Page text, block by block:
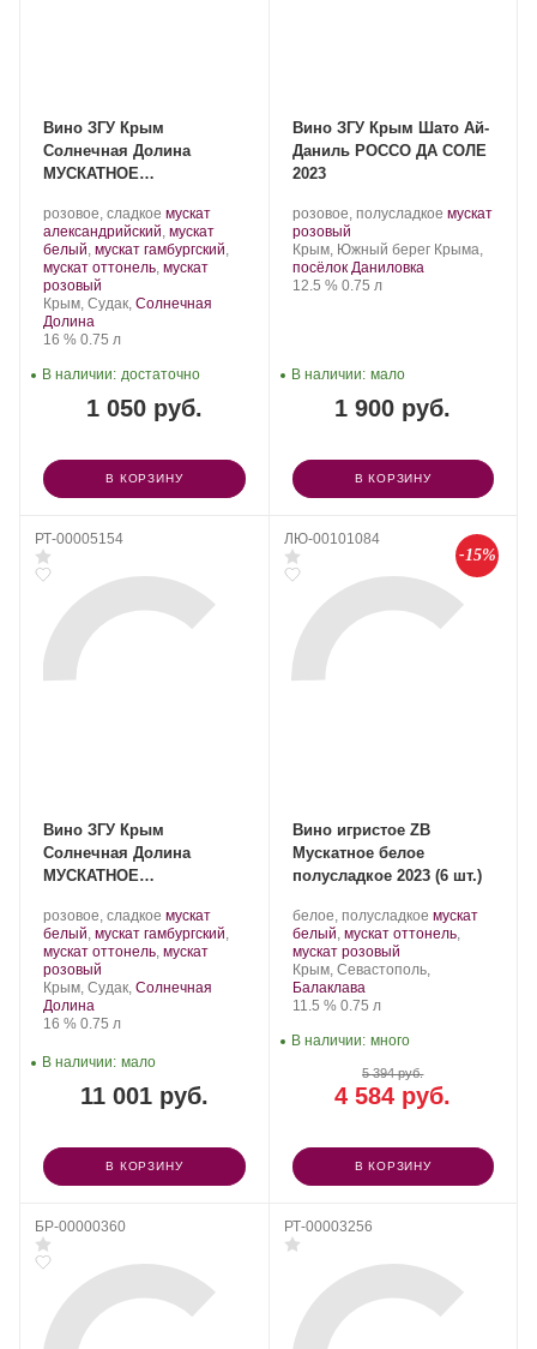
Вино ЗГУ Крым
Солнечная Долина
МУСКАТНОЕ
Производитель:
Солнечная
Долина.
розовое, сладкое .
Сорт
винограда:
мускат
александрийский, мускат
белый, мускат гамбургский,
мускат оттонель, мускат
розовый
Регион:
Крым, Судак, Солнечная
Долина
Крепость
16 %. Объем
0.75 л
1 050 руб.
В наличии: достаточно
В КОРЗИНУ
Вино ЗГУ Крым Шато Ай-
Даниль РОССО ДА СОЛЕ
2023
Производитель:
Шато
Ай-
Даниль.
розовое, полусладкое .
винограда:
мускат
розовый.
Регион:
Крым, Южный берег Крыма,
посёлок Даниловка
Крепость
12.5 %. Объем
0.75 л
1 900 руб.
В наличии: мало
В КОРЗИНУ
РТ-00005154
Вино ЗГУ Крым
Солнечная Долина
МУСКАТНОЕ
коллекционное в
подарочной коробке 2001
Производитель:
Солнечная
Долина.
розовое, сладкое .
Сорт
винограда:
мускат
белый, мускат гамбургский,
мускат оттонель, мускат
розовый
Регион:
Крым, Судак, Солнечная
Долина
Крепость
16 %. Объем
0.75 л
11 001 руб.
В наличии: мало
В КОРЗИНУ
ЛЮ-00101084
-15%
Вино игристое ZB
Мускатное белое
полусладкое 2023 (6 шт.)
Производитель:
Золотая
Балка.
белое, полусладкое .
Сорт
мускат
белый, мускат оттонель,
мускат розовый.
Регион:
Крым, Севастополь,
Балаклава
Крепость
11.5 %. Объем
0.75 л
4 584 руб.
5 394 руб.
В наличии: много
В КОРЗИНУ
БР-00000360 РТ-00003256